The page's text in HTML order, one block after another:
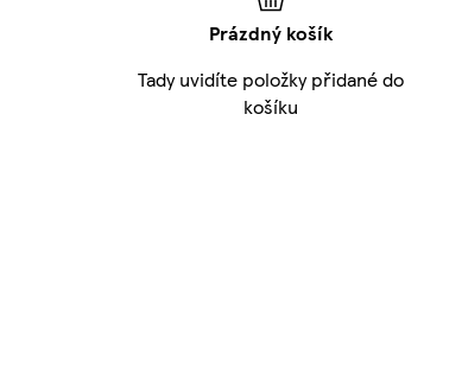
Prázdný košík
Tady uvidíte položky přidané do
košíku